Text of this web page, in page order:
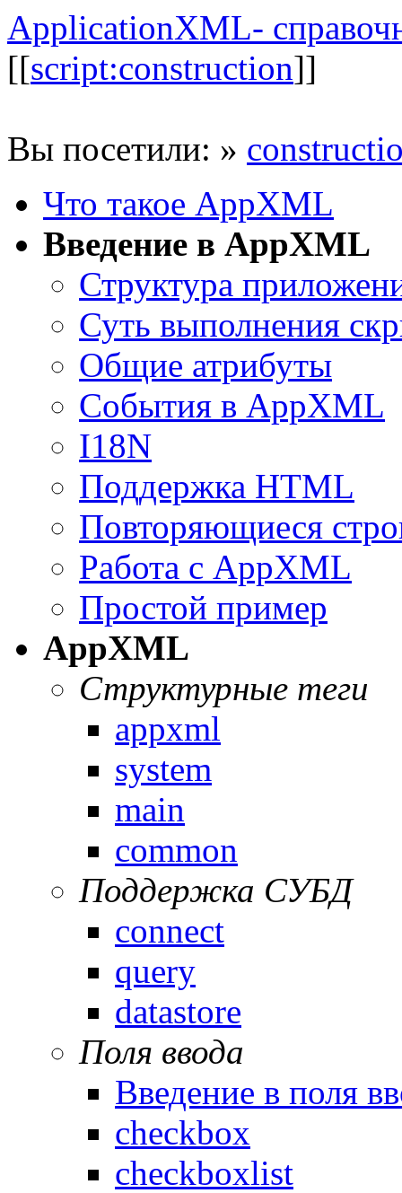
ApplicationXML-
[[script:construction]]
Вы посетили: »
Что такое AppXML
Введение в AppXML
Структура
Суть выполнения
Общие атрибуты
События в AppXML
I18N
Поддержка HTML
Повторяющиеся
Работа с AppXML
Простой пример
AppXML
Структурные теги
appxml
system
main
common
Поддержка СУБД
connect
query
datastore
Поля ввода
Введение в поля
checkbox
checkboxlist